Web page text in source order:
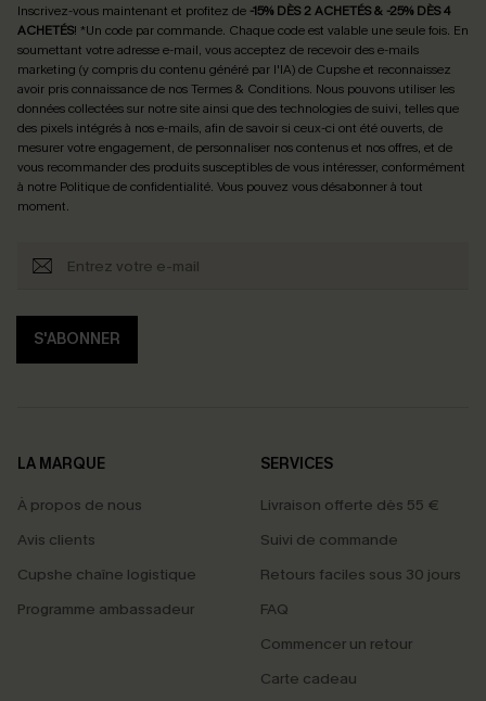
Inscrivez-vous maintenant et profitez de -15% DÈS 2 ACHETÉS & -25% DÈS 4
ACHETÉS! *Un code par commande. Chaque code est valable une seule fois. En
soumettant votre adresse e-mail, vous acceptez de recevoir des e-mails
marketing (y compris du contenu généré par l'IA) de Cupshe et reconnaissez
avoir pris connaissance de nosTermes & Conditions. Nous pouvons utiliser les
données collectées sur notre site ainsi que des technologies de suivi, telles que
des pixels intégrés à nos e-mails, afin de savoir si ceux-ci ont été ouverts, de
mesurer votre engagement, de personnaliser nos contenus et nos offres, et de
vous recommander des produits susceptibles de vous intéresser, conformément
à notre Politique de confidentialité. Vous pouvez vous désabonner à tout
moment.
S'ABONNER
LA MARQUE
À propos de nous
Avis clients
Cupshe chaîne logistique
Programme ambassadeur
SERVICES
Livraison offerte dès 55 €
Suivi de commande
Retours faciles sous 30 jours
FAQ
Commencer un retour
Carte cadeau